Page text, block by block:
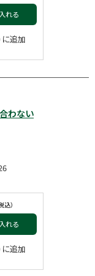
れる
追加
わない
込）
れる
追加